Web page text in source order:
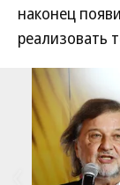
наконец
реализовать